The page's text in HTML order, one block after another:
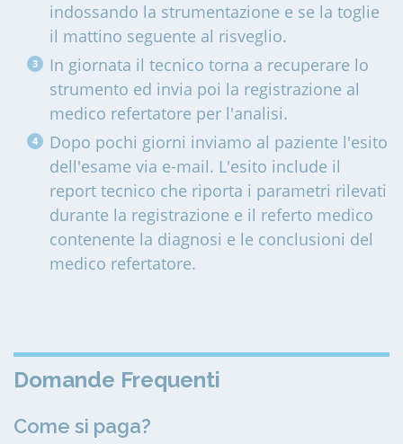
indossando la strumentazione e se la toglie
il mattino seguente al risveglio.
In giornata il tecnico torna a recuperare lo
strumento ed invia poi la registrazione al
medico refertatore per l'analisi.
Dopo pochi giorni inviamo al paziente l'esito
dell'esame via e-mail. L'esito include il
report tecnico che riporta i parametri rilevati
durante la registrazione e il referto medico
contenente la diagnosi e le conclusioni del
medico refertatore.
Domande Frequenti
Come si paga?